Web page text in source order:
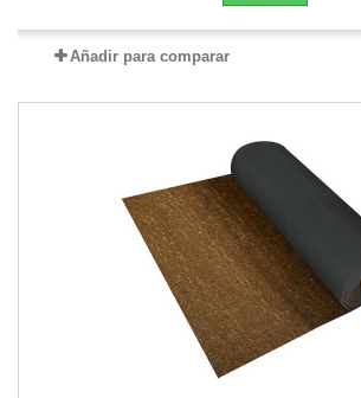
Añadir para comparar